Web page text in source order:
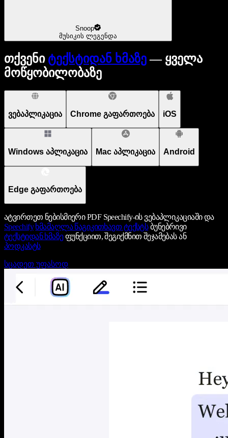
Snoop
მუსიკის ლეგენდა
თქვენი ტექსტიდან ხმაზე— ყველა
მოწყობილობაზე
ვებაპლიკაცია Chrome გაფართოება iOS
Windows აპლიკაცია Mac აპლიკაცია Android
Edge გაფართოება
ატვირთეთ ნებისმიერი PDF Speechify-ის ვებაპლიკაციაში და
Speechify ხმამაღლა წაგიკითხავთ ტექსტსბუნებრივი
ტექსტიდან ხმაზეფუნქციით, შეგიქმნით შეჯამებას ან
პოდკასტს
სცადეთ უფასოდ